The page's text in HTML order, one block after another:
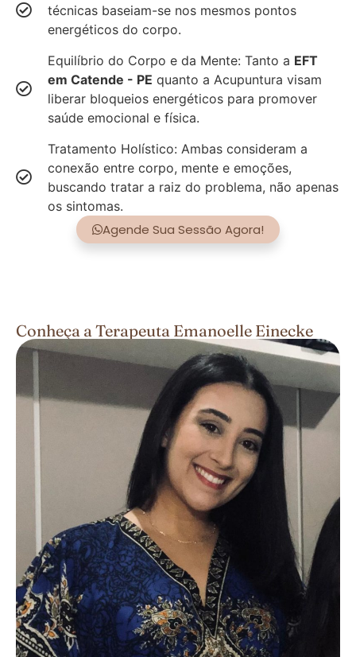
técnicas baseiam-se nos mesmos pontos
energéticos do corpo.
Equilíbrio do Corpo e da Mente: Tanto a EFT
em Catende - PE quanto a Acupuntura visam
liberar bloqueios energéticos para promover
saúde emocional e física.
Tratamento Holístico: Ambas consideram a
conexão entre corpo, mente e emoções,
buscando tratar a raiz do problema, não apenas
os sintomas.
Agende Sua Sessão Agora!
Conheça a Terapeuta Emanoelle Einecke